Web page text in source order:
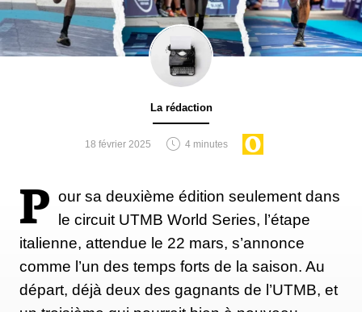
La rédaction
18 février 2025 4 minutes
P our sa deuxième édition seulement dans
le circuit UTMB World Series, l’étape
italienne, attendue le 22 mars, s’annonce
comme l’un des temps forts de la saison. Au
départ, déjà deux des gagnants de l’UTMB, et